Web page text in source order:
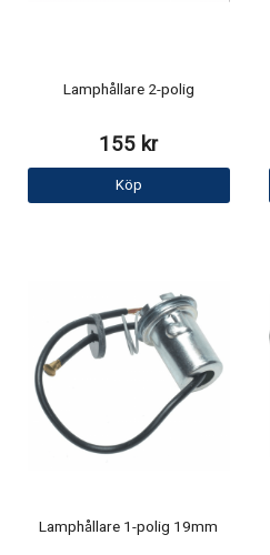
Lamphållare 2-polig
155 kr
Köp
Lamphållare 1-polig 19mm